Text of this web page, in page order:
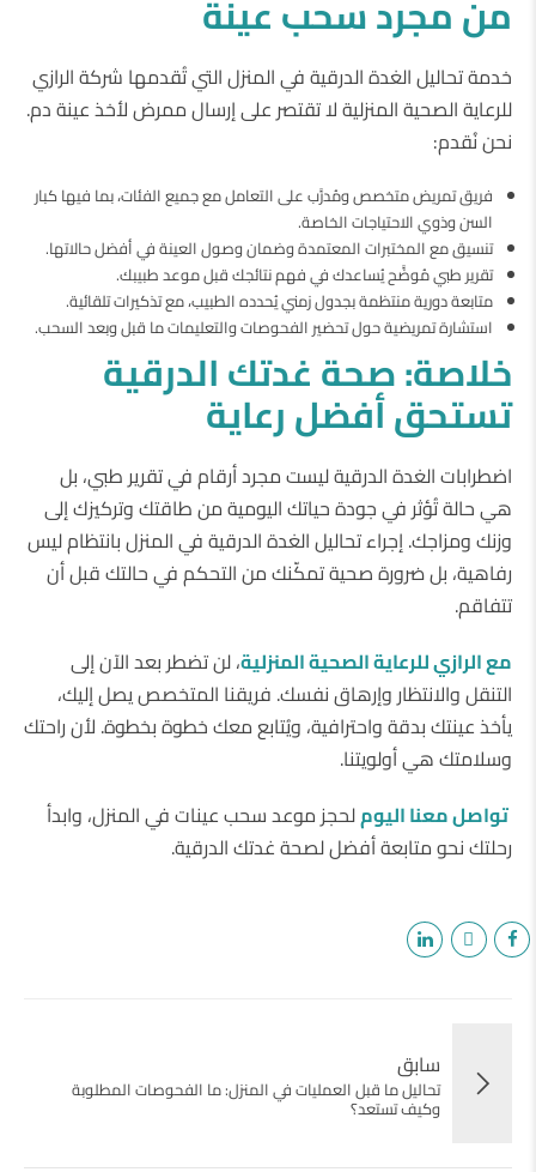
منمجردسحبعينة
خدمة تحاليل الغدة الدرقية في المنزل التي تُقدمها شركة الرازي
للرعاية الصحية المنزلية لا تقتصر على إرسال ممرض لأخذ عينة دم.
نحن نُقدم:
فريق تمريض متخصص ومُدرَّب على التعامل مع جميع الفئات، بما فيها كبار
السن وذوي الاحتياجات الخاصة.
تنسيق مع المختبرات المعتمدة وضمان وصول العينة في أفضل حالاتها.
تقرير طبي مُوضَّح يُساعدك في فهم نتائجك قبل موعد طبيبك.
متابعة دورية منتظمة بجدول زمني يُحدده الطبيب، مع تذكيرات تلقائية.
استشارة تمريضية حول تحضير الفحوصات والتعليمات ما قبل وبعد السحب.
خلاصة:صحةغدتكالدرقية
تستحقأفضلرعاية
اضطرابات الغدة الدرقية ليست مجرد أرقام في تقرير طبي، بل
هي حالة تُؤثر في جودة حياتك اليومية من طاقتك وتركيزك إلى
وزنك ومزاجك. إجراء تحاليل الغدة الدرقية في المنزل بانتظام ليس
رفاهية، بل ضرورة صحية تمكّنك من التحكم في حالتك قبل أن
تتفاقم.
مع الرازي للرعاية الصحية المنزلية، لن تضطر بعد الآن إلى
التنقل والانتظار وإرهاق نفسك. فريقنا المتخصص يصل إليك،
يأخذ عينتك بدقة واحترافية، ويُتابع معك خطوة بخطوة. لأن راحتك
وسلامتك هي أولويتنا.
تواصل معنا اليوملحجز موعد سحب عينات في المنزل، وابدأ
رحلتك نحو متابعة أفضل لصحة غدتك الدرقية.
سابق
تحاليل ما قبل العمليات في المنزل: ما الفحوصات المطلوبة
وكيف تستعد؟